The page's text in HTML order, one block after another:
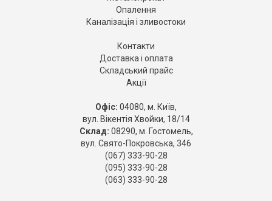
Опалення
Каналізація і зливостоки
Контакти
Доставка і оплата
Складський прайс
Акції
Офіс: 04080, м. Київ,
вул. Вікентія Хвойки, 18/14
Склад: 08290, м. Гостомель,
вул. Свято-Покровська, 346
(067) 333-90-28
(095) 333-90-28
(063) 333-90-28